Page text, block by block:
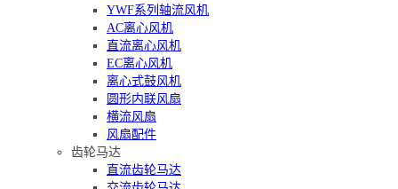
YWF系列轴流风机
AC离心风机
直流离心风机
EC离心风机
离心式鼓风机
圆形内联风扇
横流风扇
风扇配件
齿轮马达
直流齿轮马达